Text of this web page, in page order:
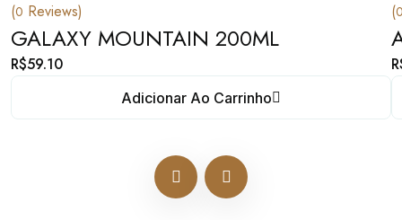
(0 Reviews)
GALAXY MOUNTAIN 200ML
R$59.10
Adicionar Ao Carrinho
(